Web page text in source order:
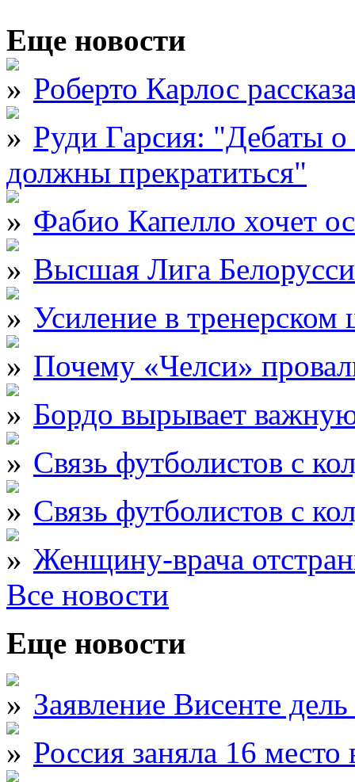
Еще новости
Роберто Карлос
Руди Гарсия: "Дебаты
должны прекратиться"
Фабио Капелло хочет
Высшая Лига
Усиление в
Почему «Челси»
Бордо вырывает
Связь футболистов с
Связь футболистов с
Женщину-врача
Все новости
Еще новости
Заявление Висенте
Россия заняла 16